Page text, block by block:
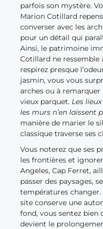
parfois son mystère.
Marion Cotillard
converser avec les
pour un détail qui
Ainsi, le patrimoine
Cotillard ne ressemble
respirez presque
jasmin, vous vous
arches ou à
vieux parquet. Les
les murs n’en laissent
manière de marier le
classique traverse ses
Vous noterez que ses
les frontières et
Angeles, Cap Ferret,
passer des paysages,
températures
site conserve une
fond, vous sentez bien
devient le